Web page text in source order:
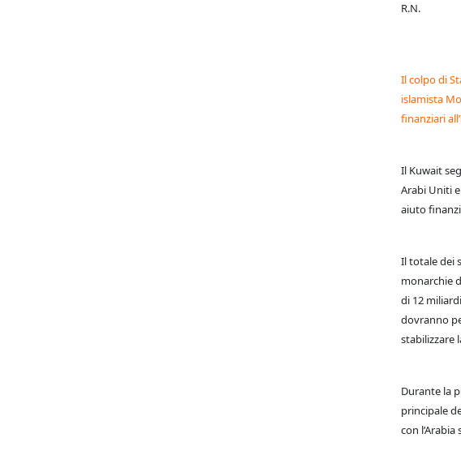
R.N.
Il colpo di
islamista
finanziari
Il Kuwait
Arabi Uniti
aiuto
Il totale dei
monarchie
di 12
dovranno
stabilizzare
Durante la
principale
con